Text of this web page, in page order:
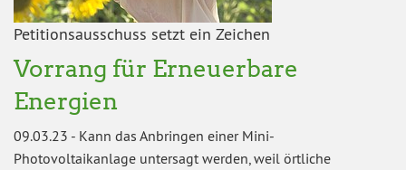
Petitionsausschuss setzt ein Zeichen
Vorrang für Erneuerbare
Energien
09.03.23 - Kann das Anbringen einer Mini-
Photovoltaikanlage untersagt werden, weil örtliche